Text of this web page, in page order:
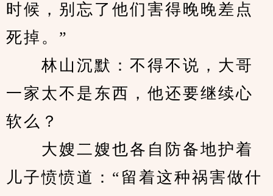
时候，别忘了他们害得晚晚差点
死掉。”
林山沉默：不得不说，大哥
一家太不是东西，他还要继续心
软么？
大嫂二嫂也各自防备地护着
儿子愤愤道：“留着这种祸害做什